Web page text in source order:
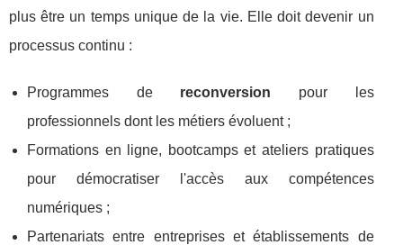
plus être un temps unique de la vie. Elle doit devenir un
processus continu :
Programmes de reconversion pour les
professionnels dont les métiers évoluent ;
Formations en ligne, bootcamps et ateliers pratiques
pour démocratiser l'accès aux compétences
numériques ;
Partenariats entre entreprises et établissements de